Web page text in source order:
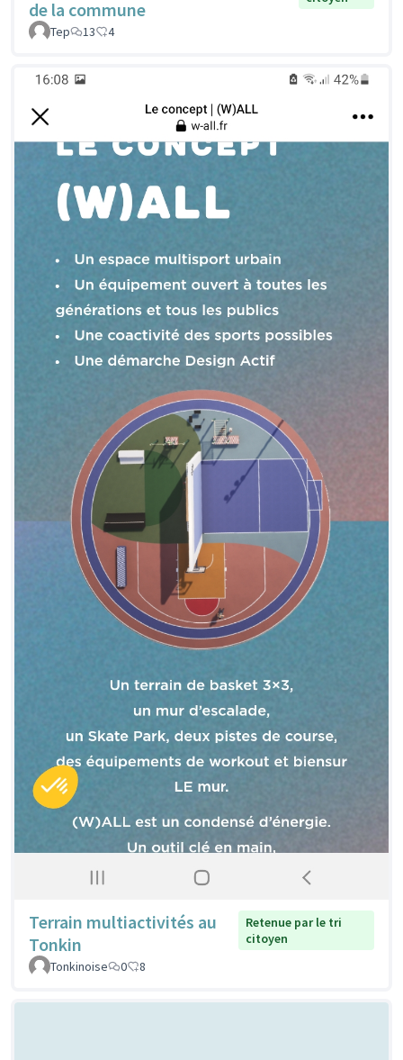
de la commune
Tep 13 4
Terrain multiactivités au
Tonkin
Retenue par le tri
citoyen
Tonkinoise
0 8